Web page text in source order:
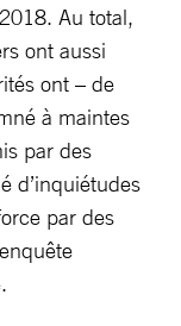
Au total,
ont aussi
ont – de
à maintes
par des
d’inquiétudes
par des